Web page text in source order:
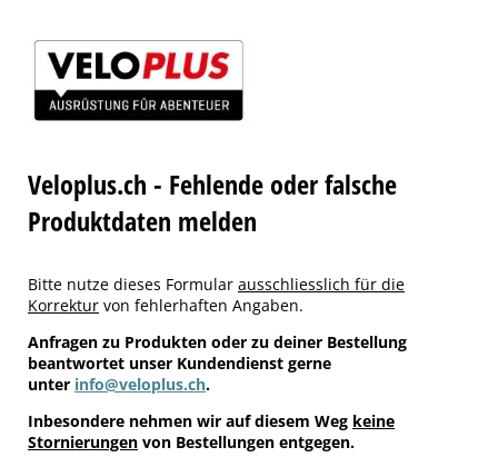
Veloplus.ch - Fehlende oder falsche
Produktdaten melden
Bitte nutze dieses Formular ausschliesslich für die
Korrektur von fehlerhaften Angaben.
Anfragen zu Produkten oder zu deiner Bestellung
beantwortet unser Kundendienst gerne
unter info@veloplus.ch.
Inbesondere nehmen wir auf diesem Weg keine
Stornierungen von Bestellungen entgegen.